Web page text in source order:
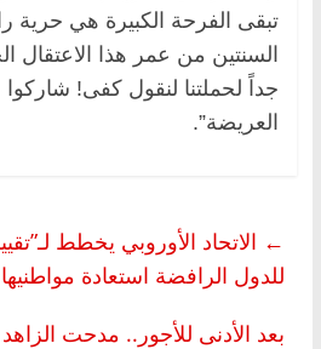
تبقى الفرحة الكبيرة هي حرية
السنتين من عمر هذا الاعتقال
جداً لحملتنا لنقول كفى!
العريضة”.
← الاتحاد الأوروبي يخطط
للدول الرافضة استعادة
بعد الأدنى للأجور.. مدحت